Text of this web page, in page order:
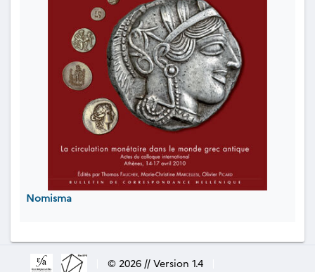
Nomisma
© 2026 // Version 1.4